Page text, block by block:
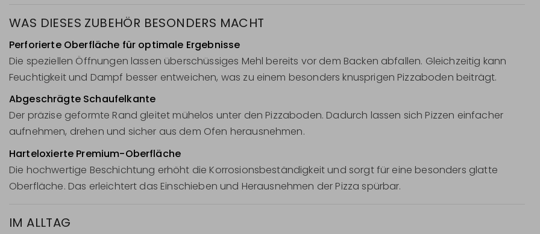
WAS DIESES ZUBEHÖR BESONDERS MACHT
Perforierte Oberfläche für optimale Ergebnisse
Die speziellen Öffnungen lassen überschüssiges Mehl bereits vor dem Backen abfallen. Gleichzeitig kann
Feuchtigkeit und Dampf besser entweichen, was zu einem besonders knusprigen Pizzaboden beiträgt.
Abgeschrägte Schaufelkante
Der präzise geformte Rand gleitet mühelos unter den Pizzaboden. Dadurch lassen sich Pizzen einfacher
aufnehmen, drehen und sicher aus dem Ofen herausnehmen.
Harteloxierte Premium-Oberfläche
Die hochwertige Beschichtung erhöht die Korrosionsbeständigkeit und sorgt für eine besonders glatte
Oberfläche. Das erleichtert das Einschieben und Herausnehmen der Pizza spürbar.
IM ALLTAG